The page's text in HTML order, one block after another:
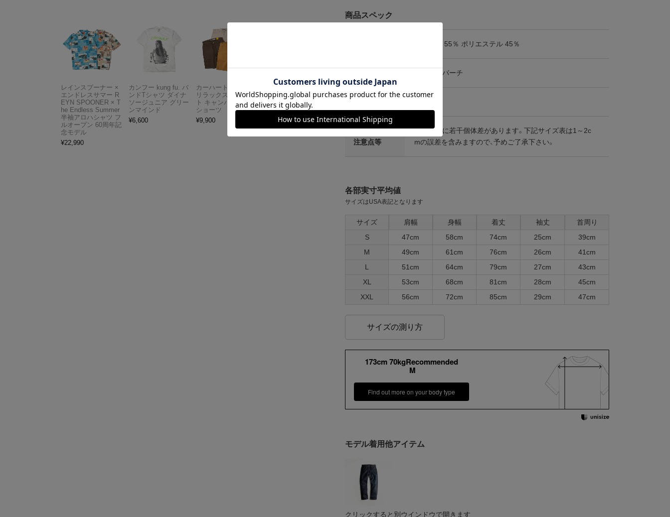
商品スペック
コットン 55％ ポリエステル 45％
シルバーバーチ
その他仕様
注意点等
※サイズに若干個体差があります。下記サイズ表は1～2c
mの誤差を含みますので、予めご了承下さい。
各部実寸平均値
サイズはUSA表記となります
サイズ 肩幅 身幅 着丈 袖丈
首周り
S
47cm 58cm 74cm 25cm
39cm
M
49cm 61cm 76cm 26cm
41cm
L
51cm 64cm 79cm 27cm
43cm
XL
53cm 68cm 81cm 28cm
45cm
XXL
56cm 72cm 85cm 29cm 47cm
サイズの測り方
173cm 70kgRecommended
M
Find out more on your body type
モデル着用他アイテム
クリックすると別ウインドウで開きます
レインスプーナー ×
エンドレスサマー R
EYN SPOONER × T
he Endless Summer
半袖アロハシャツ フ
ルオープン 60周年記
念モデル
¥22,990
カンフー kung fu. バ
ンドTシャツ ダイナ
ソージュニア グリー
ンマインド
¥6,600
カーハート Carhartt
リラックスドフィッ
ト キャンバスワーク
ショーツ
¥9,900
クス AMERICAN CL
ASSICS ムービーT
シャツ フォレストガ
ンプ ロゴ＆ベンチ
¥5,747